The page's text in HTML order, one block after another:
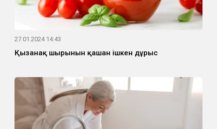
27.01.2024 14:43
Қызанақ шырынын қашан ішкен дұрыс